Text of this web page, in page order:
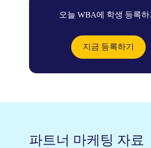
오늘 WBA에 학생 등록하
지금 등록하기
파트너 마케팅 자료